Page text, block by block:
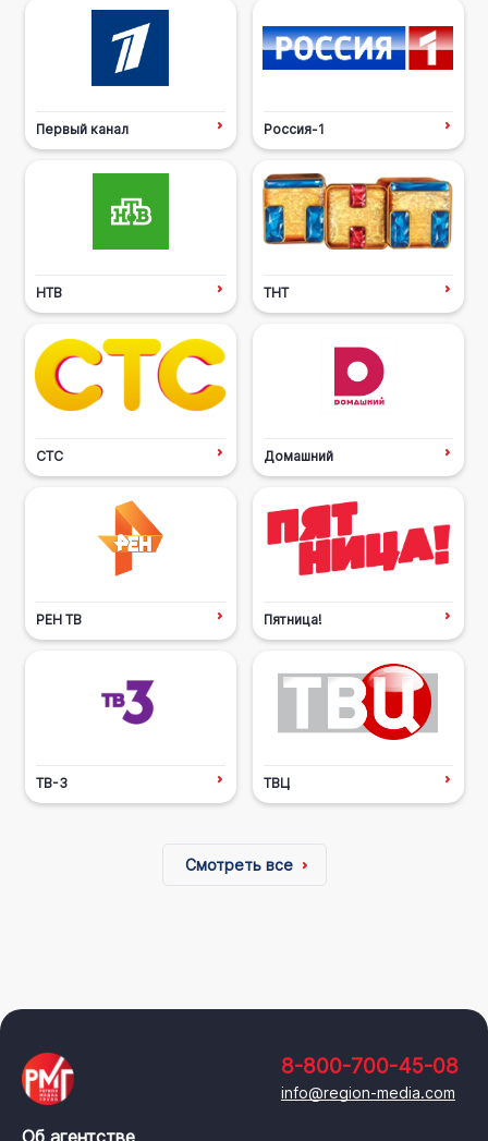
Первый канал Россия-1
НТВ ТНТ
СТС Домашний
РЕН ТВ Пятница!
ТВ-3 ТВЦ
Смотреть все
8-800-700-45-08
info@region-media.com
Об агентстве